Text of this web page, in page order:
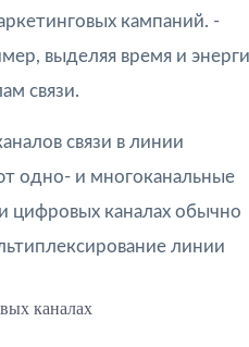
кампаний. -
выделяя время и
связи.
связи в линии
одно- и многоканальные
цифровых каналах обычно
линии
каналах